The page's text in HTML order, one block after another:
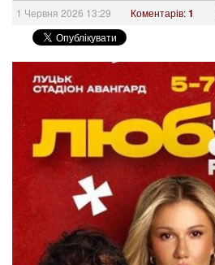
1 Червня 2026 13:29 Коментарів:1